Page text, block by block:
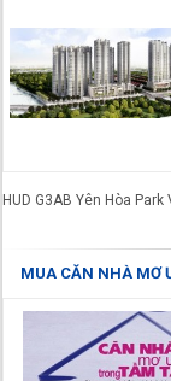
HUD G3AB Yên Hòa
MUA CĂN NHÀ MƠ